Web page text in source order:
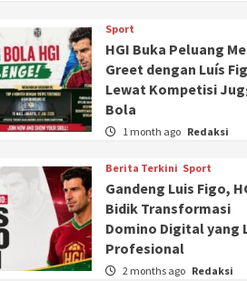
Sport
HGI Buka Peluang
Greet dengan Luís
Lewat Kompetisi
Bola
1 month ago Redaksi
Berita Terkini Sport
Gandeng Luis Figo,
Bidik Transformasi
Domino Digital yang
Profesional
2 months ago Redaksi